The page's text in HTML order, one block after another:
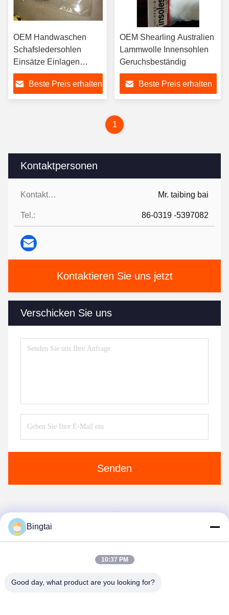
Kontaktpersonen
Kontaktpersonen: Mr. taibing bai
Tel.: 86-0319 -5397082
Kontaktieren Sie uns jetzt
Verschicken Sie uns
Senden
OEM Handwaschen
Schafsledersohlen
Einsätze Einlagen
Ersatz
Beste Preis erhalten
OEM Shearling Australien
Lammwolle Innensohlen
Geruchsbeständig
Beste Preis erhalten
1
Bingtai
10:37 PM
Good day, what product are you looking for?